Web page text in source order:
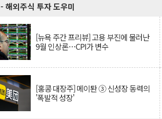
- 해외주식 투자 도우미
[뉴욕 주간 프리뷰] 고용 부진에 물러난
9월 인상론…CPI가 변수
[홍콩 대장주] 메이퇀 ③ 신성장 동력의
'폭발적 성장'